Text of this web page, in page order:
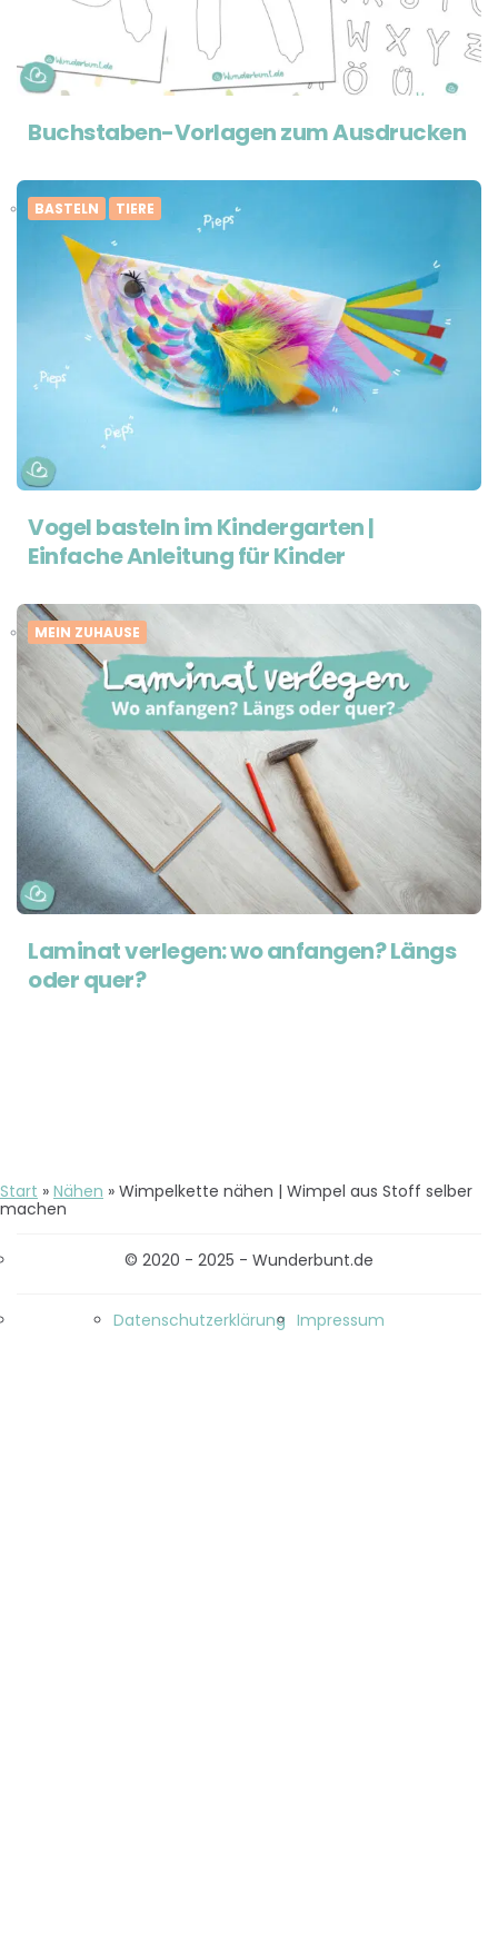
Buchstaben-Vorlagen zum Ausdrucken
BASTELN TIERE
Vogel basteln im Kindergarten |
Einfache Anleitung für Kinder
MEIN ZUHAUSE
Laminat verlegen: wo anfangen? Längs
oder quer?
Start » Nähen » Wimpelkette nähen | Wimpel aus Stoff selber
machen
© 2020 - 2025 - Wunderbunt.de
Datenschutzerklärung Impressum